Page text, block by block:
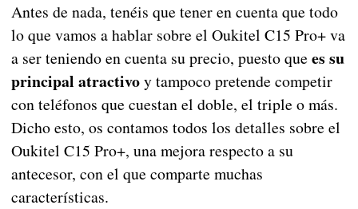
Antes de nada, tenéis que tener en cuenta que todo
lo que vamos a hablar sobre el Oukitel C15 Pro+ va
a ser teniendo en cuenta su precio, puesto que es su
principal atractivoy tampoco pretende competir
con teléfonos que cuestan el doble, el triple o más.
Dicho esto, os contamos todos los detalles sobre el
Oukitel C15 Pro+, una mejora respecto a su
antecesor, con el que comparte muchas
características.